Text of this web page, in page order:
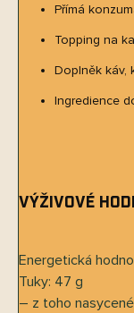
Přímá
Topping na
Doplněk káv,
Ingredience
Výživové
Energetická
Tuky: 47 g
– z toho